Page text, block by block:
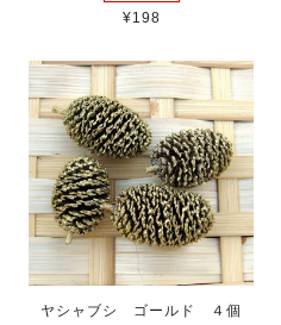
¥198
ヤシャブシ ゴールド ４個